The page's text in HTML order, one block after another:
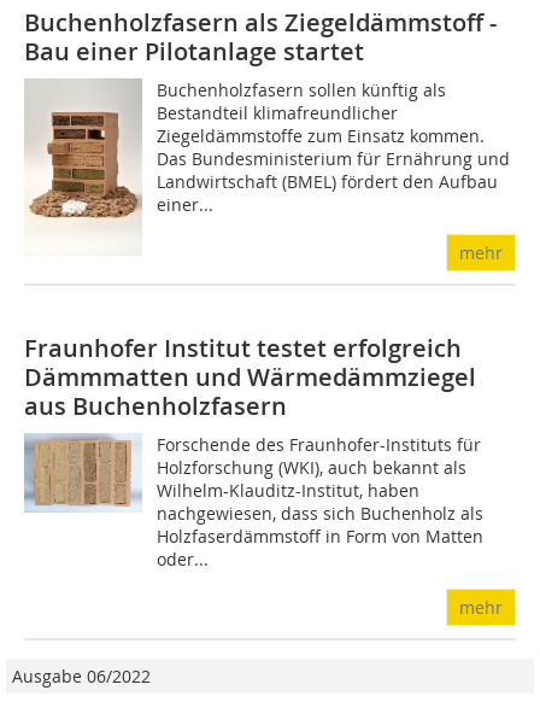
Buchenholzfasern als Ziegeldämmstoff -
Bau einer Pilotanlage startet
Buchenholzfasern sollen künftig als
Bestandteil klimafreundlicher
Ziegeldämmstoffe zum Einsatz kommen.
Das Bundesministerium für Ernährung und
Landwirtschaft (BMEL) fördert den Aufbau
einer...
mehr
Fraunhofer Institut testet erfolgreich
Dämmmatten und Wärmedämmziegel
aus Buchenholzfasern
Forschende des Fraunhofer-Instituts für
Holzforschung (WKI), auch bekannt als
Wilhelm-Klauditz-Institut, haben
nachgewiesen, dass sich Buchenholz als
Holzfaserdämmstoff in Form von Matten
oder...
mehr
Ausgabe 06/2022